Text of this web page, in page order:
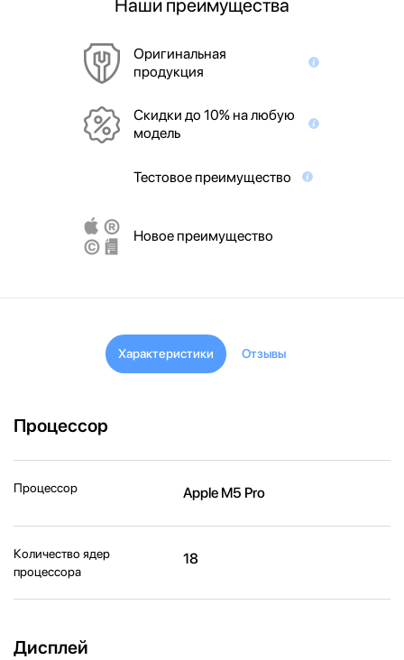
Наши преимущества
Оригинальная
продукция
Скидки до 10% на любую
модель
Тестовое преимущество
Новое преимущество
Характеристики Отзывы
Процессор
Процессор Apple M5 Pro
Количество ядер
процессора
18
Дисплей